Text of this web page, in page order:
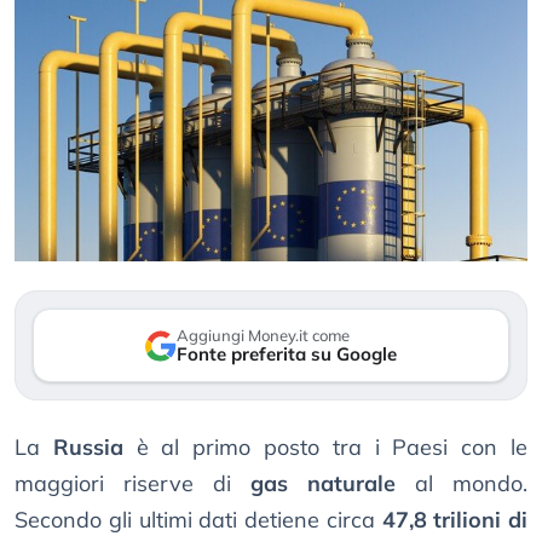
Aggiungi Money.it come
Fonte preferita su Google
La Russia è al primo posto tra i Paesi con le
maggiori riserve di gas naturale al mondo.
Secondo gli ultimi dati detiene circa 47,8 trilioni di